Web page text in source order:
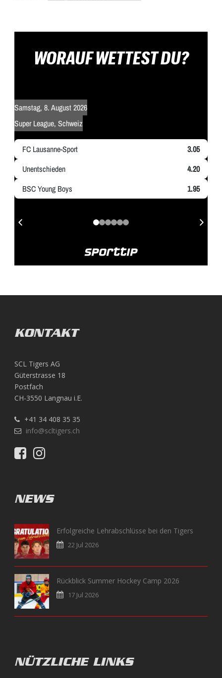
KONTAKT
SCL Tigers AG
Güterstrasse 18
Postfach
CH-3550 Langnau i.E.
+41 34 408 35 35
info@scltigers.ch
NEWS
Erfolgreiche Lehrabschlüsse bei den Tigers
22 Jul 2026
Rückblick Summer Hockey Camp 2026
17 Jul 2026
NÜTZLICHE LINKS